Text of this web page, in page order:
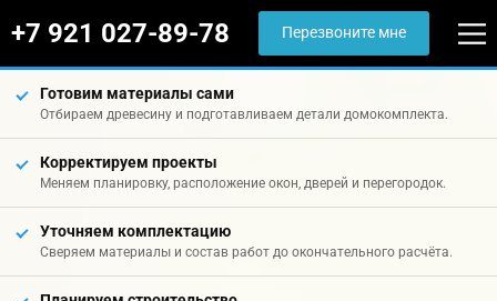
+7 921 027-89-78 Перезвоните мне
Готовим материалы сами
Отбираем древесину и подготавливаем детали домокомплекта.
Корректируем проекты
Меняем планировку, расположение окон, дверей и перегородок.
Уточняем комплектацию
Сверяем материалы и состав работ до окончательного расчёта.